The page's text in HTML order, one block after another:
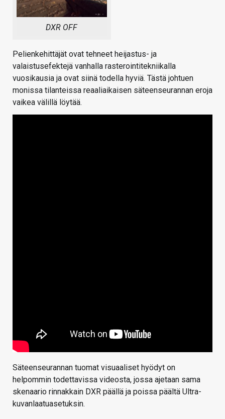
DXR OFF
Pelienkehittäjät ovat tehneet heijastus- ja
valaistusefektejä vanhalla rasterointitekniikalla
vuosikausia ja ovat siinä todella hyviä. Tästä johtuen
monissa tilanteissa reaaliaikaisen säteenseurannan eroja
vaikea välillä löytää.
Säteenseurannan tuomat visuaaliset hyödyt on
helpommin todettavissa videosta, jossa ajetaan sama
skenaario rinnakkain DXR päällä ja poissa päältä Ultra-
kuvanlaatuasetuksin.